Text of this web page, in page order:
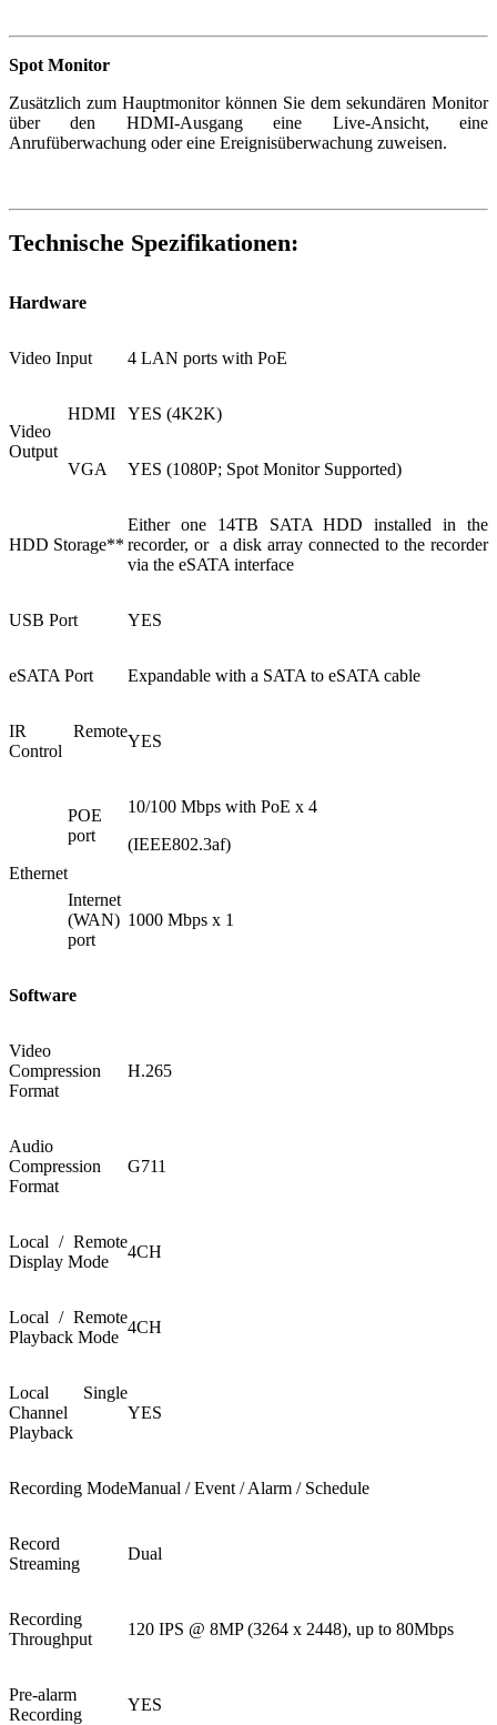
Spot Monitor
Zusätzlich zum Hauptmonitor können Sie dem sekundären Monitor
über den HDMI-Ausgang eine Live-Ansicht, eine
Anrufüberwachung oder eine Ereignisüberwachung zuweisen.
Technische Spezifikationen:
Hardware
Video Input 4 LAN ports with PoE
Video
Output
HDMI YES (4K2K)
VGA YES (1080P; Spot Monitor Supported)
HDD Storage**
Either one 14TB SATA HDD installed in the
recorder, or a disk array connected to the recorder
via the eSATA interface
USB Port YES
eSATA Port Expandable with a SATA to eSATA cable
IR Remote
Control
YES
Ethernet
POE
port
10/100 Mbps with PoE x 4
(IEEE802.3af)
Internet
(WAN)
port
1000 Mbps x 1
Software
Video
Compression
Format
H.265
Audio
Compression
Format
G711
Local / Remote
Display Mode
4CH
Local / Remote
Playback Mode
4CH
Local Single
Channel
Playback
YES
Recording ModeManual / Event / Alarm / Schedule
Record
Streaming
Dual
Recording
Throughput
120 IPS @ 8MP (3264 x 2448), up to 80Mbps
Pre-alarm
Recording
YES